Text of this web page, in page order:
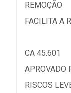
REMOÇÃO
FACILITA A
CA 45.601
APROVADO
RISCOS